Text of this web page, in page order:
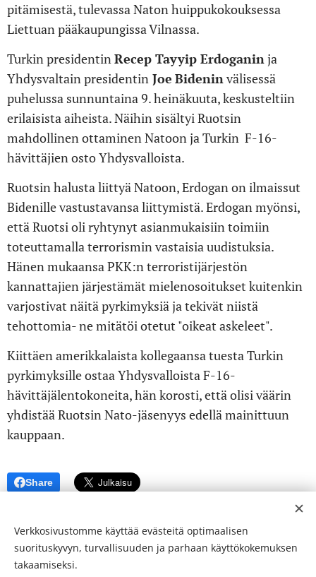
pitämisestä, tulevassa Naton huippukokouksessa
Liettuan pääkaupungissa Vilnassa.
Turkin presidentinRecep Tayyip Erdoganinja
Yhdysvaltain presidentin Joe Bideninvälisessä
puhelussa sunnuntaina 9. heinäkuuta, keskusteltiin
erilaisista aiheista. Näihin sisältyi Ruotsin
mahdollinen ottaminen Natoon ja Turkin F-16-
hävittäjien osto Yhdysvalloista.
Ruotsin halusta liittyä Natoon, Erdogan on ilmaissut
Bidenille vastustavansa liittymistä. Erdogan myönsi,
että Ruotsi oli ryhtynyt asianmukaisiin toimiin
toteuttamalla terrorismin vastaisia ​​uudistuksia.
Hänen mukaansa PKK:n terroristijärjestön
kannattajien järjestämät mielenosoitukset kuitenkin
varjostivat näitä pyrkimyksiä ja tekivät niistä
tehottomia- ne mitätöi otetut "oikeat askeleet".
Kiittäen amerikkalaista kollegaansa tuesta Turkin
pyrkimyksille ostaa Yhdysvalloista F-16-
hävittäjälentokoneita, hän korosti, että olisi väärin
yhdistää Ruotsin Nato-jäsenyys edellä mainittuun
kauppaan.
Share
Verkkosivustomme käyttää evästeitä optimaalisen
suorituskyvyn, turvallisuuden ja parhaan käyttökokemuksen
takaamiseksi.